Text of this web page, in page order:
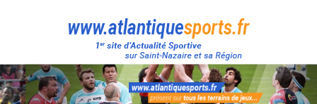
Atlantique